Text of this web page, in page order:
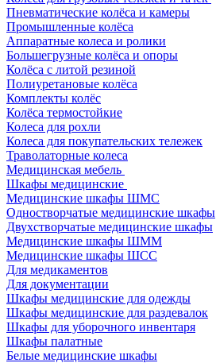
Пневматические колёса и камеры
Промышленные колёса
Аппаратные колеса и ролики
Большегрузные колёса и опоры
Колёса с литой резиной
Полиуретановые колёса
Комплекты колёс
Колёса термостойкие
Колеса для рохли
Колеса для покупательских тележек
Траволаторные колеса
Медицинская мебель
Шкафы медицинские
Медицинские шкафы ШМС
Одностворчатые медицинские шкафы
Двухстворчатые медицинские шкафы
Медицинские шкафы ШММ
Медицинские шкафы ШСС
Для медикаментов
Для документации
Шкафы медицинские для одежды
Шкафы медицинские для раздевалок
Шкафы для уборочного инвентаря
Шкафы палатные
Белые медицинские шкафы